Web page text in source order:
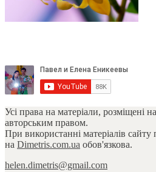
Усі права на матеріали, розміщені
авторським правом.
При використанні матеріалів сайту
на Dimetris.com.ua обов'язкова.
helen.dimetris@gmail.com